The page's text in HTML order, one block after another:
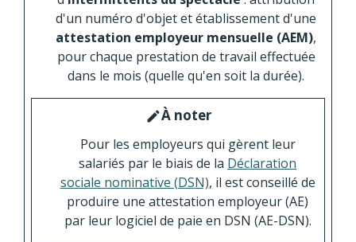
d'un numéro d'objet et établissement d'une
attestation employeur mensuelle (AEM),
pour chaque prestation de travail effectuée
dans le mois (quelle qu'en soit la durée).
editÀ noter
Pour les employeurs qui gèrent leur
salariés par le biais de la Déclaration
sociale nominative (DSN), il est conseillé de
produire une attestation employeur (AE)
par leur logiciel de paie en DSN (AE-DSN).